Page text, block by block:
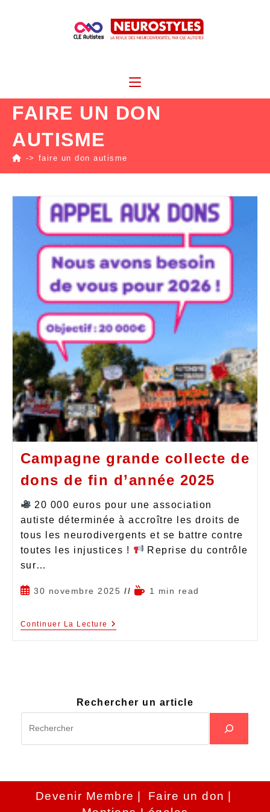
FAIRE UN DON
AUTISME
-> faire un don autisme
Campagne grande collecte de
dons de fin d’année 2025
20 000 euros pour une association
autiste déterminée à accroître les droits de
tous les neurodivergents et se battre contre
toutes les injustices !
Reprise du contrôle
sur…
30 novembre 2025 1 min read
Continuer La Lecture
Rechercher un article
Devenir Membre
Faire un don